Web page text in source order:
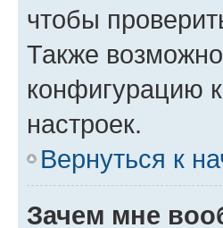
чтобы
Также
конфигурацию
настроек.
Вернуться к
Зачем мне